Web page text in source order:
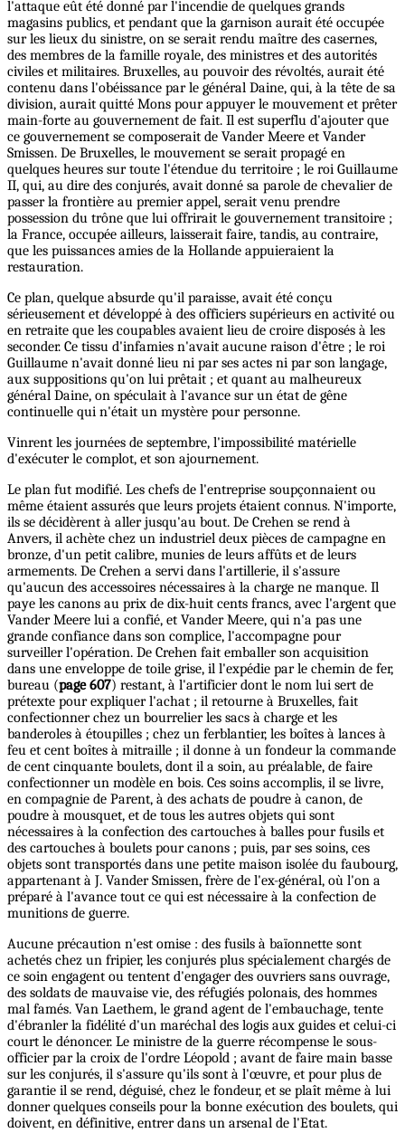
l'attaque eût été donné par l'incendie de quelques grands
magasins publics, et pendant que la garnison aurait été occupée
sur les lieux du sinistre, on se serait rendu maître des casernes,
des membres de la famille royale, des ministres et des autorités
civiles et militaires. Bruxelles, au pouvoir des révoltés, aurait été
contenu dans l'obéissance par le général Daine, qui, à la tête de sa
division, aurait quitté Mons pour appuyer le mouvement et prêter
main-forte au gouvernement de fait. Il est superflu d'ajouter que
ce gouvernement se composerait de Vander Meere et Vander
Smissen. De Bruxelles, le mouvement se serait propagé en
quelques heures sur toute l'étendue du territoire ; le roi Guillaume
II, qui, au dire des conjurés, avait donné sa parole de chevalier de
passer la frontière au premier appel, serait venu prendre
possession du trône que lui offrirait le gouvernement transitoire ;
la France, occupée ailleurs, laisserait faire, tandis, au contraire,
que les puissances amies de la Hollande appuieraient la
restauration.
Ce plan, quelque absurde qu'il paraisse, avait été conçu
sérieusement et développé à des officiers supérieurs en activité ou
en retraite que les coupables avaient lieu de croire disposés à les
seconder. Ce tissu d'infamies n'avait aucune raison d'être ; le roi
Guillaume n'avait donné lieu ni par ses actes ni par son langage,
aux suppositions qu'on lui prêtait ; et quant au malheureux
général Daine, on spéculait à l'avance sur un état de gêne
continuelle qui n'était un mystère pour personne.
Vinrent les journées de septembre, l'impossibilité matérielle
d'exécuter le complot, et son ajournement.
Le plan fut modifié. Les chefs de l'entreprise soupçonnaient ou
même étaient assurés que leurs projets étaient connus. N'importe,
ils se décidèrent à aller jusqu'au bout. De Crehen se rend à
Anvers, il achète chez un industriel deux pièces de campagne en
bronze, d'un petit calibre, munies de leurs affûts et de leurs
armements. De Crehen a servi dans l'artillerie, il s'assure
qu'aucun des accessoires nécessaires à la charge ne manque. Il
paye les canons au prix de dix-huit cents francs, avec l'argent que
Vander Meere lui a confié, et Vander Meere, qui n'a pas une
grande confiance dans son complice, l'accompagne pour
surveiller l'opération. De Crehen fait emballer son acquisition
dans une enveloppe de toile grise, il l'expédie par le chemin de fer,
bureau (page 607) restant, à l'artificier dont le nom lui sert de
prétexte pour expliquer l'achat ; il retourne à Bruxelles, fait
confectionner chez un bourrelier les sacs à charge et les
banderoles à étoupilles ; chez un ferblantier, les boîtes à lances à
feu et cent boîtes à mitraille ; il donne à un fondeur la commande
de cent cinquante boulets, dont il a soin, au préalable, de faire
confectionner un modèle en bois. Ces soins accomplis, il se livre,
en compagnie de Parent, à des achats de poudre à canon, de
poudre à mousquet, et de tous les autres objets qui sont
nécessaires à la confection des cartouches à balles pour fusils et
des cartouches à boulets pour canons ; puis, par ses soins, ces
objets sont transportés dans une petite maison isolée du faubourg,
appartenant à J. Vander Smissen, frère de l'ex-général, où l'on a
préparé à l'avance tout ce qui est nécessaire à la confection de
munitions de guerre.
Aucune précaution n'est omise : des fusils à baïonnette sont
achetés chez un fripier, les conjurés plus spécialement chargés de
ce soin engagent ou tentent d'engager des ouvriers sans ouvrage,
des soldats de mauvaise vie, des réfugiés polonais, des hommes
mal famés. Van Laethem, le grand agent de l'embauchage, tente
d'ébranler la fidélité d'un maréchal des logis aux guides et celui-ci
court le dénoncer. Le ministre de la guerre récompense le sous-
officier par la croix de l'ordre Léopold ; avant de faire main basse
sur les conjurés, il s'assure qu'ils sont à l'œuvre, et pour plus de
garantie il se rend, déguisé, chez le fondeur, et se plaît même à lui
donner quelques conseils pour la bonne exécution des boulets, qui
doivent, en définitive, entrer dans un arsenal de l'Etat.